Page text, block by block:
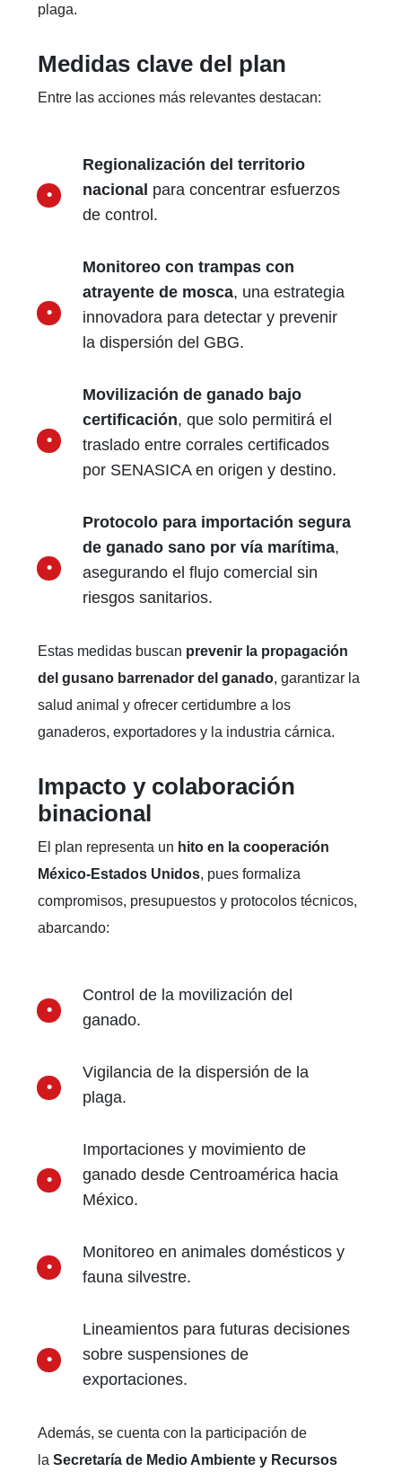
plaga.
Medidas clave del plan
Entre las acciones más relevantes destacan:
Regionalización del territorio
nacional para concentrar esfuerzos
de control.
Monitoreo con trampas con
atrayente de mosca, una estrategia
innovadora para detectar y prevenir
la dispersión del GBG.
Movilización de ganado bajo
certificación, que solo permitirá el
traslado entre corrales certificados
por SENASICA en origen y destino.
Protocolo para importación segura
de ganado sano por vía marítima,
asegurando el flujo comercial sin
riesgos sanitarios.
Estas medidas buscan prevenir la propagación
del gusano barrenador del ganado, garantizar la
salud animal y ofrecer certidumbre a los
ganaderos, exportadores y la industria cárnica.
Impacto y colaboración
binacional
El plan representa un hito en la cooperación
México-Estados Unidos, pues formaliza
compromisos, presupuestos y protocolos técnicos,
abarcando:
Control de la movilización del
ganado.
Vigilancia de la dispersión de la
plaga.
Importaciones y movimiento de
ganado desde Centroamérica hacia
México.
Monitoreo en animales domésticos y
fauna silvestre.
Lineamientos para futuras decisiones
sobre suspensiones de
exportaciones.
Además, se cuenta con la participación de
la Secretaría de Medio Ambiente y Recursos